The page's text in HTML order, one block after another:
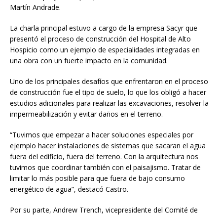
Martín Andrade.
La charla principal estuvo a cargo de la empresa Sacyr que
presentó el proceso de construcción del Hospital de Alto
Hospicio como un ejemplo de especialidades integradas en
una obra con un fuerte impacto en la comunidad.
Uno de los principales desafíos que enfrentaron en el proceso
de construcción fue el tipo de suelo, lo que los obligó a hacer
estudios adicionales para realizar las excavaciones, resolver la
impermeabilización y evitar daños en el terreno.
“Tuvimos que empezar a hacer soluciones especiales por
ejemplo hacer instalaciones de sistemas que sacaran el agua
fuera del edificio, fuera del terreno. Con la arquitectura nos
tuvimos que coordinar también con el paisajismo. Tratar de
limitar lo más posible para que fuera de bajo consumo
energético de agua”, destacó Castro.
Por su parte, Andrew Trench, vicepresidente del Comité de